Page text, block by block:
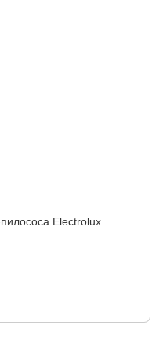
Electrolux